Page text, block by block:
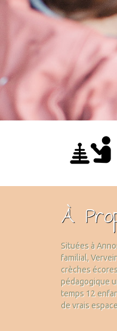
À
Situées à
familial,
crèches
pédagogique
temps 12
de vrais